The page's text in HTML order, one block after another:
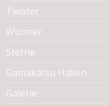
Twister
Würmer
Sterne
Gamakatsu Haken
Galerie